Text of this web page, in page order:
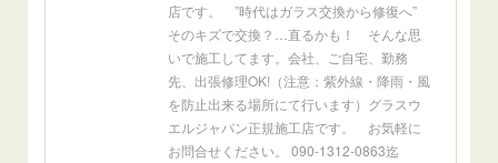
店です。 ”時代はガラス交換から修復へ”
そのキズで交換？…直るかも！ そんな思
いで施工してます。会社、ご自宅、勤務
先、出張修理OK!（注意：紫外線・降雨・風
を防止出来る場所にて行います）グラスウ
エルジャパン正規施工店です。 お気軽に
お問合せください。 090-1312-0863迄